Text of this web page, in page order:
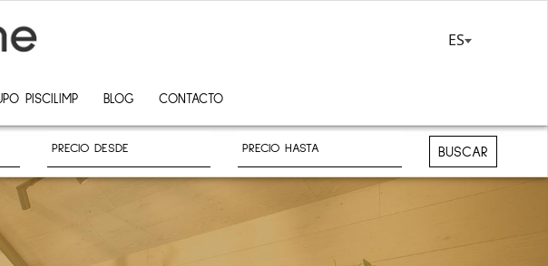
ES
PISCILIMP BLOG CONTACTO
BUSCAR